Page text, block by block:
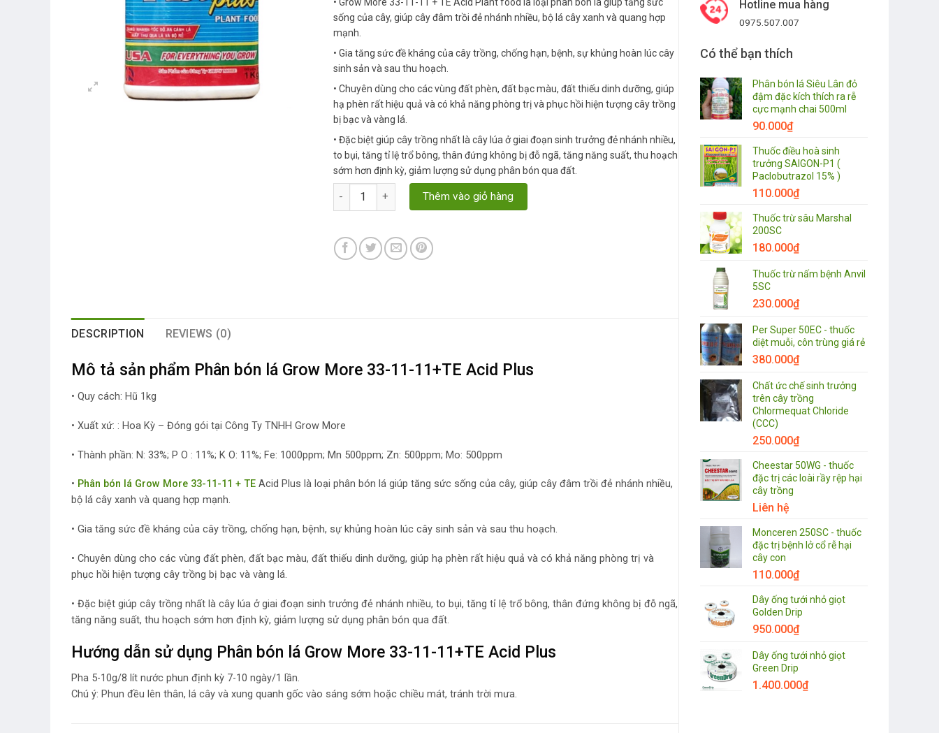
Hotline mua hàng
0975.507.007
Có thể bạn thích
Phân bón lá Siêu Lân đỏ
đậm đặc kích thích ra rễ
cực mạnh chai 500ml
90.000₫
Thuốc điều hoà sinh
trưởng SAIGON-P1 (
Paclobutrazol 15% )
110.000₫
Thuốc trừ sâu Marshal
200SC
180.000₫
Thuốc trừ nấm bệnh Anvil
5SC
230.000₫
Per Super 50EC - thuốc
diệt muỗi, côn trùng giá rẻ
380.000₫
Chất ức chế sinh trưởng
trên cây trồng
Chlormequat Chloride
(CCC)
250.000₫
Cheestar 50WG - thuốc
đặc trị các loài rầy rệp hại
cây trồng
Liên hệ
Monceren 250SC - thuốc
đặc trị bệnh lở cổ rễ hại
cây con
110.000₫
Dây ống tưới nhỏ giọt
Golden Drip
950.000₫
Dây ống tưới nhỏ giọt
Green Drip
1.400.000₫
sống của cây, giúp cây đâm trồi đẻ nhánh nhiều, bộ lá cây xanh và quang hợp
mạnh.
• Gia tăng sức đề kháng của cây trồng, chống hạn, bệnh, sự khủng hoàn lúc cây
sinh sản và sau thu hoạch.
• Chuyên dùng cho các vùng đất phèn, đất bạc màu, đất thiếu dinh dưỡng, giúp
hạ phèn rất hiệu quả và có khả năng phòng trị và phục hồi hiện tượng cây trồng
bị bạc và vàng lá.
• Đặc biệt giúp cây trồng nhất là cây lúa ở giai đoạn sinh trưởng đẻ nhánh nhiều,
to bụi, tăng tỉ lệ trổ bông, thân đứng không bị đỗ ngã, tăng năng suất, thu hoạch
sớm hơn định kỳ, giảm lượng sử dụng phân bón qua đất.
Phân bón lá Grow More 33-11-11+TE Acid Plus quantity
Thêm vào giỏ hàng
DESCRIPTION REVIEWS (0)
Mô tả sản phẩm Phân bón lá Grow More 33-11-11+TE Acid Plus
• Quy cách: Hũ 1kg
• Xuất xứ: : Hoa Kỳ – Đóng gói tại Công Ty TNHH Grow More
• Thành phần: N: 33%; P O : 11%; K O: 11%; Fe: 1000ppm; Mn 500ppm; Zn: 500ppm; Mo: 500ppm
• Phân bón lá Grow More 33-11-11 + TE Acid Plus là loại phân bón lá giúp tăng sức sống của cây, giúp cây đâm trồi đẻ nhánh nhiều,
bộ lá cây xanh và quang hợp mạnh.
• Gia tăng sức đề kháng của cây trồng, chống hạn, bệnh, sự khủng hoàn lúc cây sinh sản và sau thu hoạch.
• Chuyên dùng cho các vùng đất phèn, đất bạc màu, đất thiếu dinh dưỡng, giúp hạ phèn rất hiệu quả và có khả năng phòng trị và
phục hồi hiện tượng cây trồng bị bạc và vàng lá.
• Đặc biệt giúp cây trồng nhất là cây lúa ở giai đoạn sinh trưởng đẻ nhánh nhiều, to bụi, tăng tỉ lệ trổ bông, thân đứng không bị đỗ ngã,
tăng năng suất, thu hoạch sớm hơn định kỳ, giảm lượng sử dụng phân bón qua đất.
Hướng dẫn sử dụng Phân bón lá Grow More 33-11-11+TE Acid Plus
Pha 5-10g/8 lít nước phun định kỳ 7-10 ngày/1 lần.
Chú ý: Phun đều lên thân, lá cây và xung quanh gốc vào sáng sớm hoặc chiều mát, tránh trời mưa.